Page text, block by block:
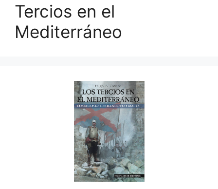
Tercios en el
Mediterráneo